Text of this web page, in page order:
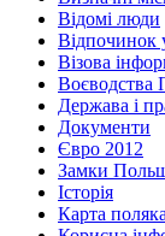
Відомі люди
Відпочинок
Візова
Воєводства
Держава і
Документи
Євро 2012
Замки
Історія
Карта поляка